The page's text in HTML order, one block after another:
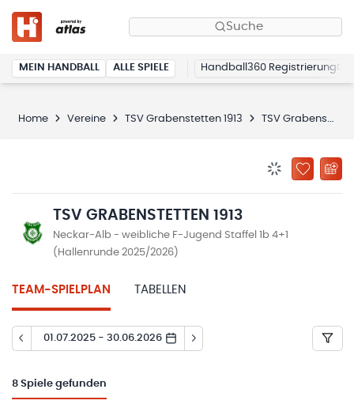
Suche
MEIN HANDBALL ALLE SPIELE Handball360 Registrierung
Home Vereine TSV Grabenstetten 1913 TSV Grabenstetten 1913
ZU
TSV GRABENSTETTEN 1913
Neckar-Alb - weibliche F-Jugend Staffel 1b 4+1
(Hallenrunde 2025/2026)
TEAM-SPIELPLAN TABELLEN
01.07.2025 - 30.06.2026
8 Spiele gefunden